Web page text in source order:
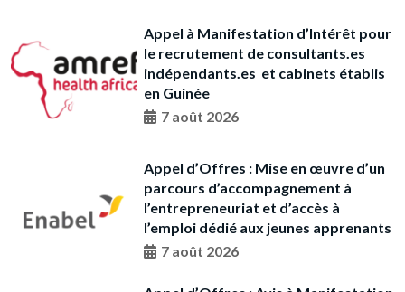
Appel à Manifestation d’Intérêt pour
le recrutement de consultants.es
indépendants.es et cabinets établis
en Guinée
7 août 2026
Appel d’Offres : Mise en œuvre d’un
parcours d’accompagnement à
l’entrepreneuriat et d’accès à
l’emploi dédié aux jeunes apprenants
7 août 2026